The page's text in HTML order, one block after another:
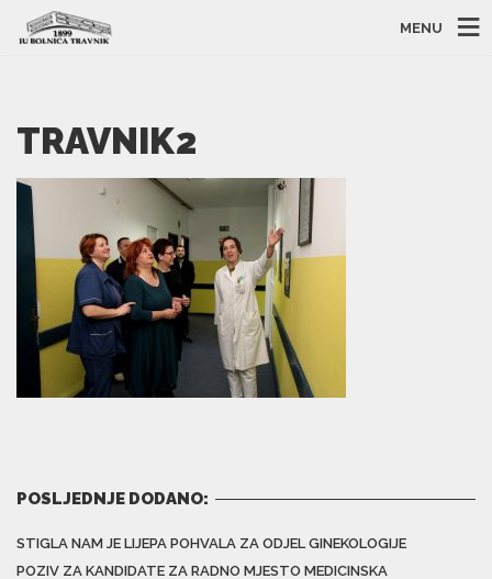
MENU
TRAVNIK2
POSLJEDNJE DODANO:
STIGLA NAM JE LIJEPA POHVALA ZA ODJEL GINEKOLOGIJE
POZIV ZA KANDIDATE ZA RADNO MJESTO MEDICINSKA